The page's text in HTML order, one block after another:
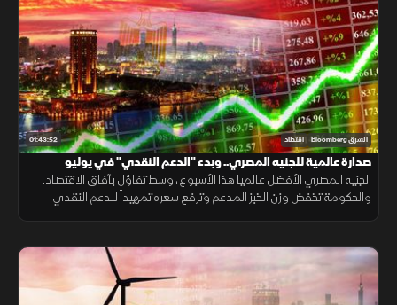
01:43:52 الشرق Bloomberg اقتصاد
صدارة عالمية للجنيه المصري.. وبدء "الدعم النقدي" في يوليو
الجنيه المصري الأفضل عالميا هذا الأسبوع، وسط تفاؤل بآفاق الاقتصاد.
والحكومة تخفض وزن الخبز المدعم وترفع سعره تمهيداً للدعم النقدي